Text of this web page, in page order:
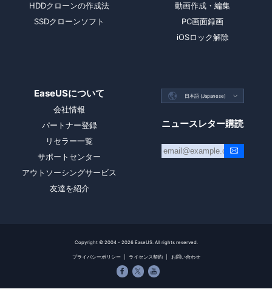
HDDクローンの作成法
SSDクローンソフト
動画作成・編集
PC画面録画
iOSロック解除
EaseUSについて
会社情報
パートナー登録
リセラー一覧
サポートセンター
アウトソーシングサービス
友達を紹介
 日本語 (Japanese) 
ニュースレター購読
Copyright © 2004 - 2026EaseUS. All rights reserved.
プライバシーポリシー ライセンス契約 お問い合わせ
  